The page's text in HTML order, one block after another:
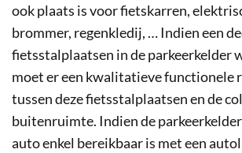
ook plaats is voor fietskarren,
brommer, regenkledij, … Indien een
fietsstalplaatsen in de parkeerkelder
moet er een kwalitatieve functionele
tussen deze fietsstalplaatsen en de
buitenruimte. Indien de
auto enkel bereikbaar is met een